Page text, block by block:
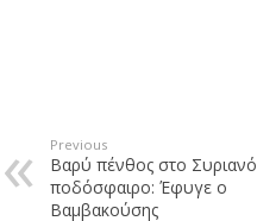
Previous
Βαρύ πένθος στο Συριανό
ποδόσφαιρο: Έφυγε ο
Βαμβακούσης